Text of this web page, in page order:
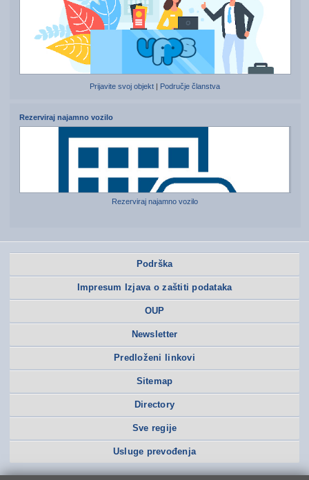
Prijavite svoj objekt Područje članstva
Rezerviraj najamno vozilo
Rezerviraj najamno vozilo
Podrška
Impresum Izjava o zaštiti podataka
OUP
Newsletter
Predloženi linkovi
Sitemap
Directory
Sve regije
Usluge prevođenja